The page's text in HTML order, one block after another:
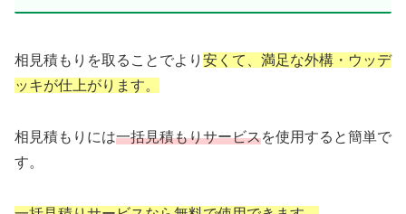
相見積もりを取ることでより 安くて、満足な外構・ウッデ
ッキが仕上がります。
相見積もりには一括見積もりサービスを使用すると簡単で
す。